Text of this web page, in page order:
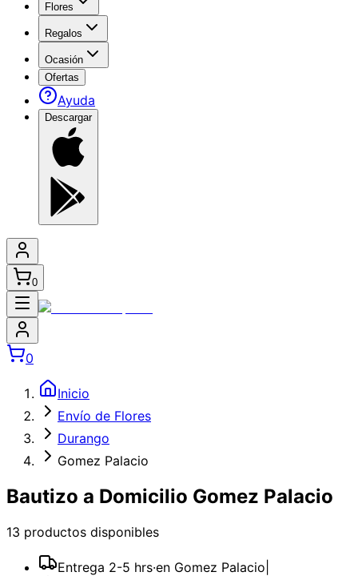
Flores
Regalos
Ocasión
Ofertas
Ayuda
Descargar
0
0
Inicio
Envío de Flores
Durango
Gomez Palacio
Bautizo a Domicilio Gomez Palacio
13 productos disponibles
Entrega 2-5 hrs·en Gomez Palacio